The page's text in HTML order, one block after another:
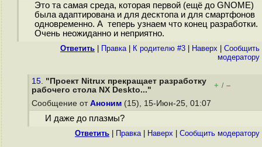
Это та самая среда, которая первой (ещё до GNOME)
была адаптирована и для десктопа и для смартфонов
одновременно. А теперь узнаем что конец разработки.
Очень неожиданно и неприятно.
Ответить Правка| К родителю #3 Наверх
Cообщить
модератору
15. "Проект Nitrux прекращает разработку
рабочего стола NX Deskto..."
+ / –
Сообщение от Аноним (15), 15-Июн-25, 01:07
И даже до плазмы?
Ответить Правка| Наверх Cообщить модератору